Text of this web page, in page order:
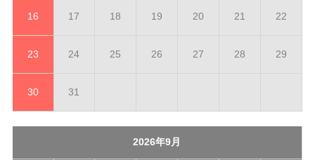
16 17 18 19 20 21 22
23 24 25 26 27 28 29
30 31
2026年9月